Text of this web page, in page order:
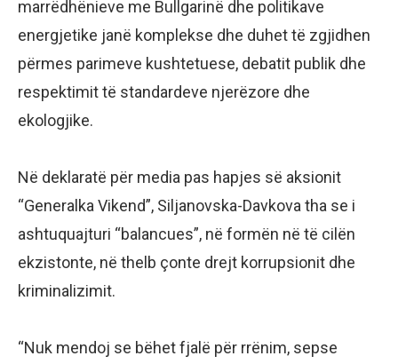
marrëdhënieve me Bullgarinë dhe politikave
energjetike janë komplekse dhe duhet të zgjidhen
përmes parimeve kushtetuese, debatit publik dhe
respektimit të standardeve njerëzore dhe
ekologjike.
Në deklaratë për media pas hapjes së aksionit
“Generalka Vikend”, Siljanovska-Davkova tha se i
ashtuquajturi “balancues”, në formën në të cilën
ekzistonte, në thelb çonte drejt korrupsionit dhe
kriminalizimit.
“Nuk mendoj se bëhet fjalë për rrënim, sepse